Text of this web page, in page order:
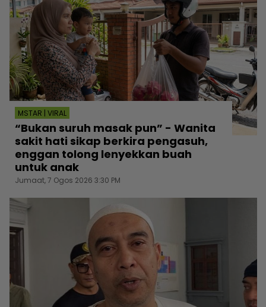
MSTAR | VIRAL
“Bukan suruh masak pun” - Wanita
sakit hati sikap berkira pengasuh,
enggan tolong lenyekkan buah
untuk anak
Jumaat, 7 Ogos 2026 3:30 PM